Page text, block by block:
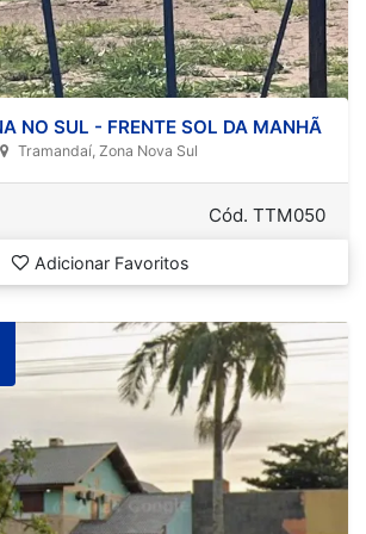
NO SUL - FRENTE SOL DA MANHÃ
Tramandaí, Zona Nova Sul
Cód. TTM050
Adicionar Favoritos